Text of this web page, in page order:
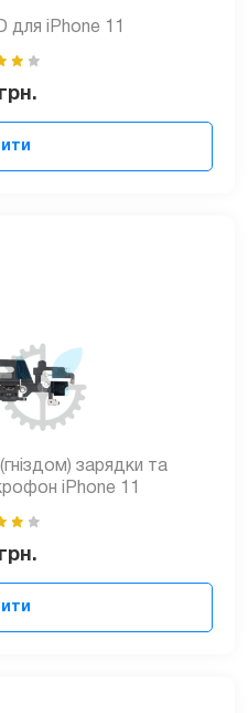
iPhone 11
грн.
зарядки та
iPhone 11
грн.